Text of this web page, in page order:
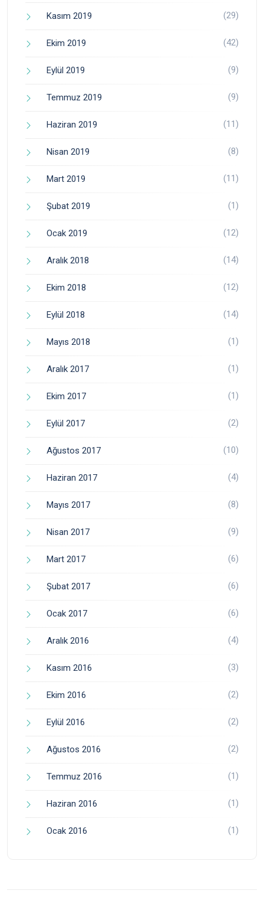
Kasım 2019 (29)
Ekim 2019 (42)
Eylül 2019 (9)
Temmuz 2019 (9)
Haziran 2019 (11)
Nisan 2019 (8)
Mart 2019 (11)
Şubat 2019 (1)
Ocak 2019 (12)
Aralık 2018 (14)
Ekim 2018 (12)
Eylül 2018 (14)
Mayıs 2018 (1)
Aralık 2017 (1)
Ekim 2017 (1)
Eylül 2017 (2)
Ağustos 2017 (10)
Haziran 2017 (4)
Mayıs 2017 (8)
Nisan 2017 (9)
Mart 2017 (6)
Şubat 2017 (6)
Ocak 2017 (6)
Aralık 2016 (4)
Kasım 2016 (3)
Ekim 2016 (2)
Eylül 2016 (2)
Ağustos 2016 (2)
Temmuz 2016 (1)
Haziran 2016 (1)
Ocak 2016 (1)